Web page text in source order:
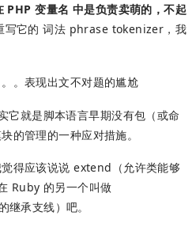
PHP 变量名 中是负责卖萌的，不起
写它的 词法 phrase tokenizer，我
。表现出文不对题的尴尬
它就是脚本语言早期没有包（或命
的管理的一种应对措施。
得应该说说 extend（允许类能够
Ruby 的另一个叫做
承支线）吧。